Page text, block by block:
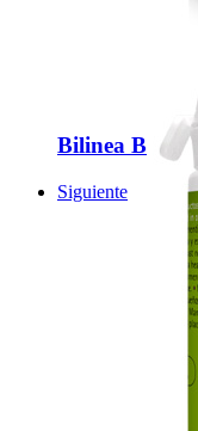
Bilinea B
Siguiente